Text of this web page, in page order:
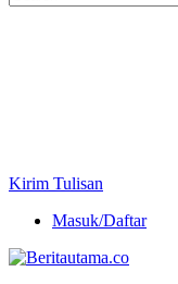
Kirim Tulisan
Masuk/Daftar